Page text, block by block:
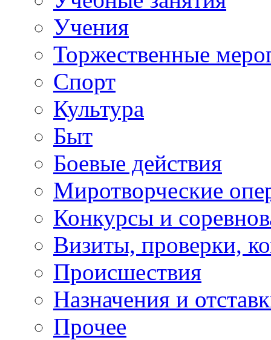
Учения
Торжественные
Спорт
Культура
Быт
Боевые действия
Миротворческие
Конкурсы и
Визиты, проверки,
Происшествия
Назначения и
Прочее